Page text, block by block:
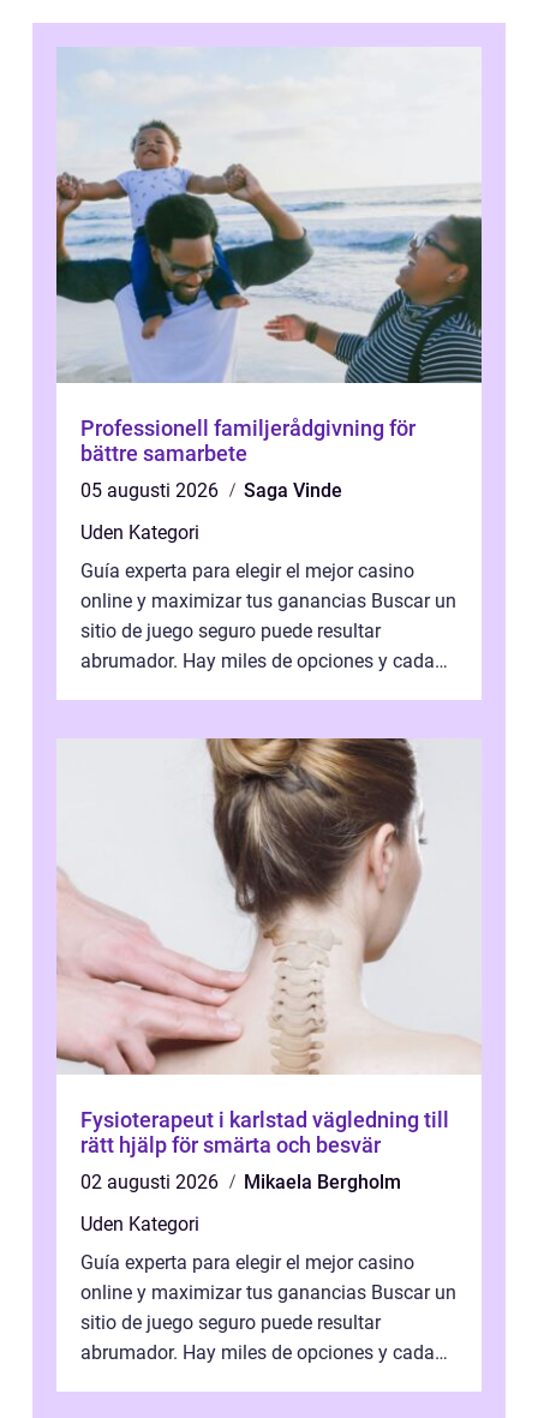
Professionell familjerådgivning för
bättre samarbete
05 augusti 2026
Saga Vinde
Uden Kategori
Guía experta para elegir el mejor casino
online y maximizar tus ganancias Buscar un
sitio de juego seguro puede resultar
abrumador. Hay miles de opciones y cada
Fysioterapeut i karlstad vägledning till
rätt hjälp för smärta och besvär
02 augusti 2026
Mikaela Bergholm
Uden Kategori
Guía experta para elegir el mejor casino
online y maximizar tus ganancias Buscar un
sitio de juego seguro puede resultar
abrumador. Hay miles de opciones y cada